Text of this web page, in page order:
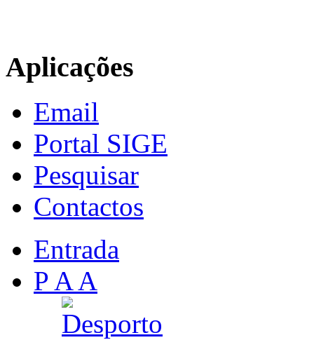
Aplicações
Email
Portal SIGE
Pesquisar
Contactos
Entrada
P A A